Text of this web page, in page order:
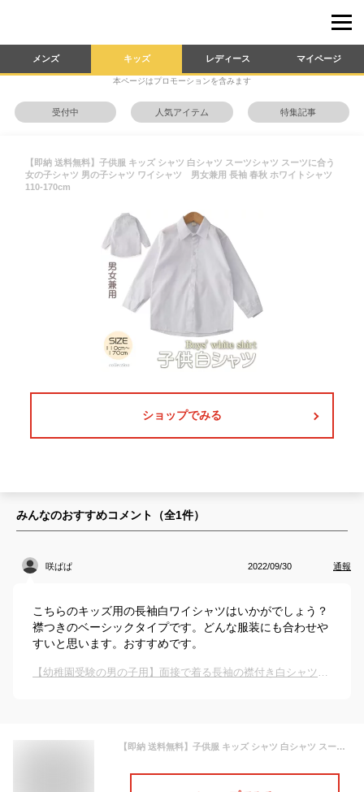
メンズ キッズ レディース マイページ
本ページはプロモーションを含みます
受付中 人気アイテム 特集記事
【即納 送料無料】子供服 キッズ シャツ 白シャツ スーツシャツ スーツに合う
女の子シャツ 男の子シャツ ワイシャツ 男女兼用 長袖 春秋 ホワイトシャツ
110-170cm
ショップでみる
みんなのおすすめコメント（全1件）
咲ぱぱ 2022/09/30 通報
こちらのキッズ用の長袖白ワイシャツはいかがでしょう？
襟つきのベーシックタイプです。どんな服装にも合わせや
すいと思います。おすすめです。
【幼稚園受験の男の子用】面接で着る長袖の襟付き白シャツのおすすめは？
【即納 送料無料】子供服 キッズ シャツ 白シャツ スーツシャツ スーツに合う 女の子シャツ 男の子シャツ ワイシャツ 男女兼用 長袖 春秋 ホワイトシャツ 110-170cm